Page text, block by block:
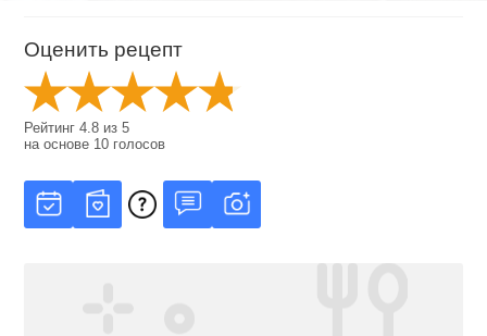
Оценить рецепт
Рейтинг4.8 из5
на основе 10 голосов